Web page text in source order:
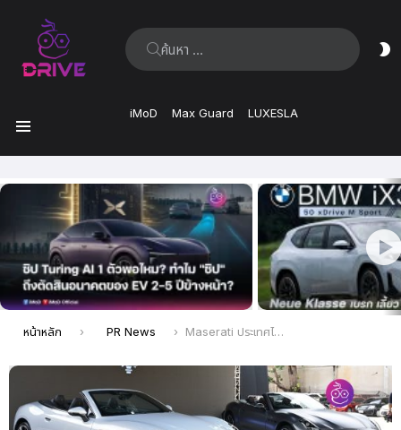
ค้นหา:
iMoD Max Guard LUXESLA
ล่าสุด
คุณอยู่ที่นี่:
หน้าหลัก PR News Maserati ประเทศไทย เปิดตัว ‘GranCabio’ ใหม่ อย่างเป็นทางการ มาพร้อมสองสไตล์ความแรง ทั้งรุ่น TROFEO เครื่องยนต์ NETTUNO พลังแรง และ FOLGORE ขับเคลื่อนด้วยไฟฟ้า 100%